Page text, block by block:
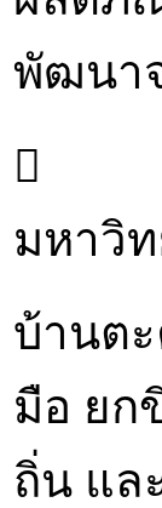
พัฒนา
 ปร
มหาวิ
บ้านต
มือ ยก
ถิ่น แล